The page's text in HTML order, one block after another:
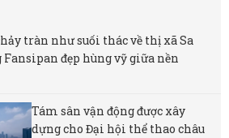
tràn như suối thác về thị xã Sa
đẹp hùng vỹ giữa nền
Tám sân vận động được xây
dựng cho Đại hội thể thao châu